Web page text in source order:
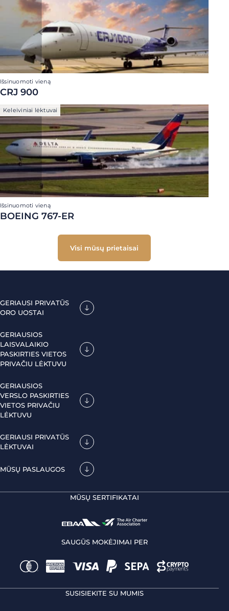
Išsinuomoti vieną
CRJ 900
Keleiviniai lėktuvai
Išsinuomoti vieną
BOEING 767-ER
Visi mūsų prietaisai
GERIAUSI PRIVATŪS
ORO UOSTAI
GERIAUSIOS
LAISVALAIKIO
PASKIRTIES VIETOS
PRIVAČIU LĖKTUVU
GERIAUSIOS
VERSLO PASKIRTIES
VIETOS PRIVAČIU
LĖKTUVU
GERIAUSI PRIVATŪS
LĖKTUVAI
MŪSŲ PASLAUGOS
MŪSŲ SERTIFIKATAI
SAUGŪS MOKĖJIMAI PER
SUSISIEKITE SU MUMIS